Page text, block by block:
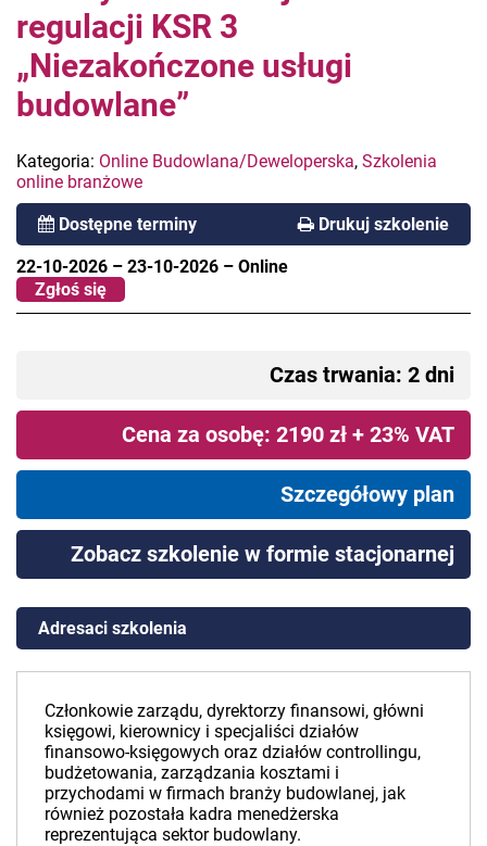
regulacji KSR 3
„Niezakończone usługi
budowlane”
Kategoria: Online Budowlana/Deweloperska, Szkolenia
online branżowe
Dostępne terminy Drukuj szkolenie
22-10-2026 – 23-10-2026 – Online
Zgłoś się
Czas trwania: 2 dni
Cena za osobę: 2190 zł + 23% VAT
Szczegółowy plan
Zobacz szkolenie w formie stacjonarnej
Adresaci szkolenia
Członkowie zarządu, dyrektorzy finansowi, główni
księgowi, kierownicy i specjaliści działów
finansowo-księgowych oraz działów controllingu,
budżetowania, zarządzania kosztami i
przychodami w firmach branży budowlanej, jak
również pozostała kadra menedżerska
reprezentująca sektor budowlany.